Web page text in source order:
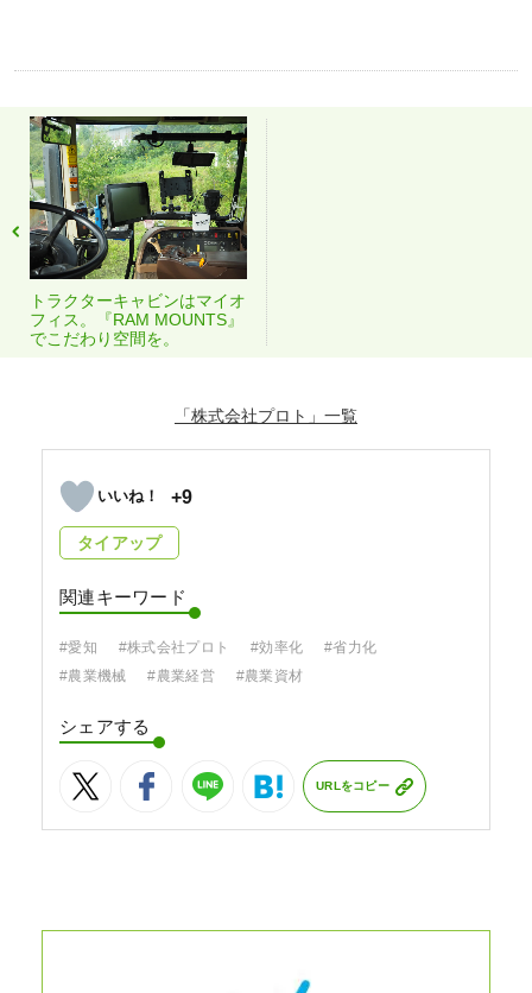
トラクターキャビンはマイオ
フィス。『RAM MOUNTS』
でこだわり空間を。
「株式会社プロト」
+9
タイアップ
関連キーワード
#愛知 #株式会社プロト #効率化
#省力化
#農業機械
#農業経営 #農業資材
シェアする
URLをコピー